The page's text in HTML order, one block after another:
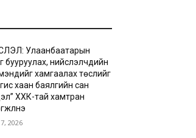
Улаанбаатарын
бууруулах, нийслэлчүүдийн
мэндийг хамгаалах төслийг
хаан баялгийн сан
ХХК-тай хамтран
2026